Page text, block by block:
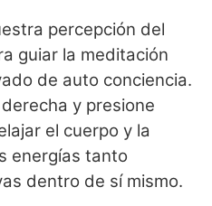
percepción del
guiar la meditación
de auto conciencia.
y presione
el cuerpo y la
energías tanto
dentro de sí mismo.